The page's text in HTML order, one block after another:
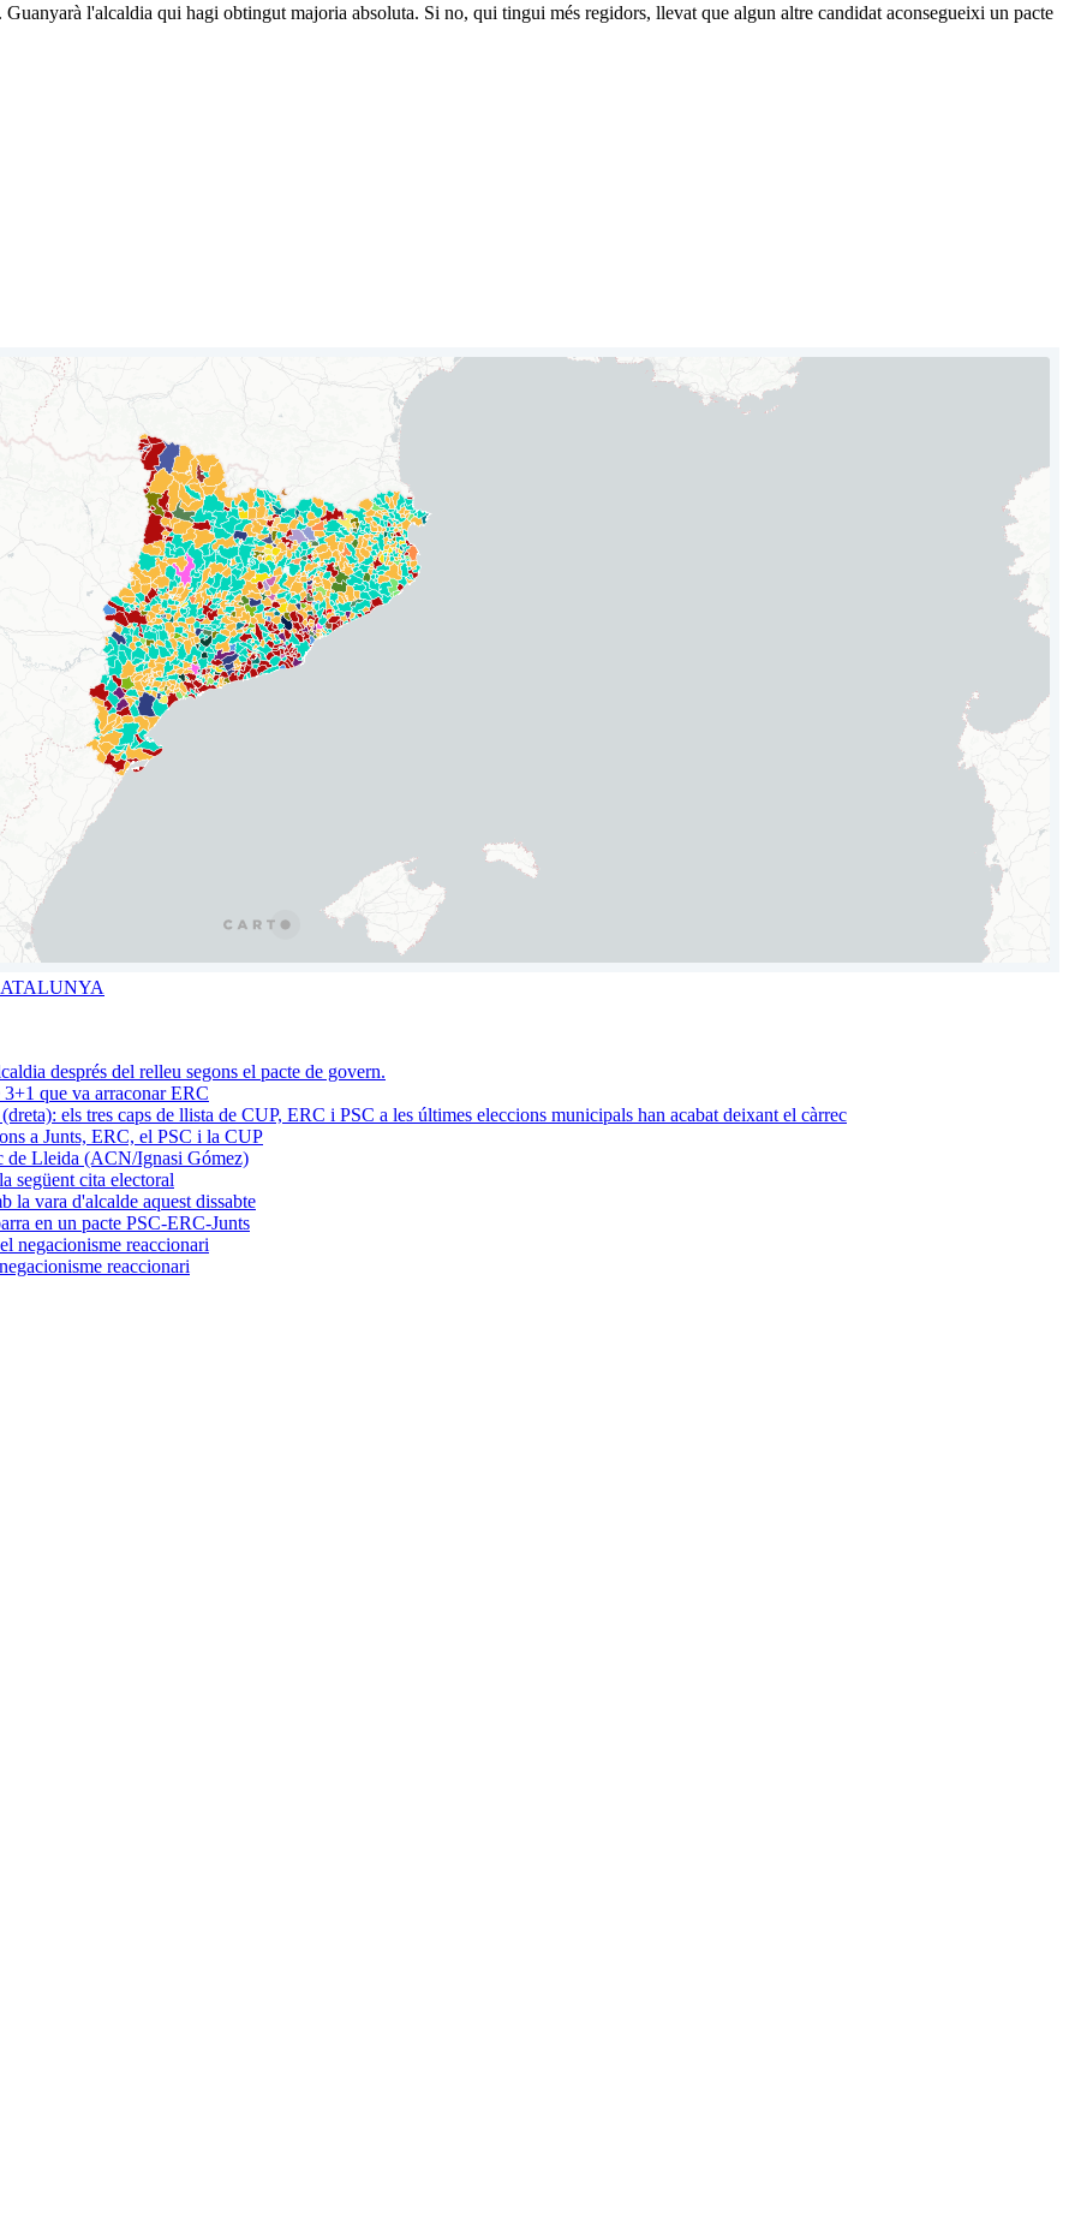
Guanyarà l'alcaldia qui hagi obtingut majoria absoluta. Si no, qui tingui més regidors, llevat que algun altre candidat aconsegueixi un pacte
3+1 que va arraconar ERC
a Junts, ERC, el PSC i la CUP
següent cita electoral
en un pacte PSC-ERC-Junts
reaccionari